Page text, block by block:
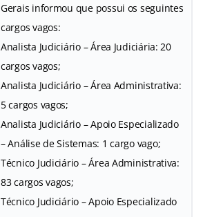
Gerais informou que possui os seguintes
cargos vagos:
Analista Judiciário – Área Judiciária: 20
cargos vagos;
Analista Judiciário – Área Administrativa:
5 cargos vagos;
Analista Judiciário – Apoio Especializado
– Análise de Sistemas: 1 cargo vago;
Técnico Judiciário – Área Administrativa:
83 cargos vagos;
Técnico Judiciário – Apoio Especializado